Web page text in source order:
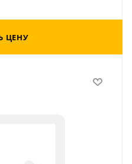
ЦЕНУ